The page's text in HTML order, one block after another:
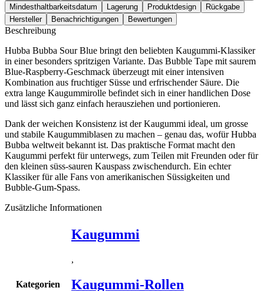
Mindesthaltbarkeitsdatum
Lagerung Produktdesign
Rückgabe
Hersteller
Benachrichtigungen Bewertungen
Beschreibung
Hubba Bubba Sour Blue bringt den beliebten Kaugummi-Klassiker
in einer besonders spritzigen Variante. Das Bubble Tape mit saurem
Blue-Raspberry-Geschmack überzeugt mit einer intensiven
Kombination aus fruchtiger Süsse und erfrischender Säure. Die
extra lange Kaugummirolle befindet sich in einer handlichen Dose
und lässt sich ganz einfach herausziehen und portionieren.
Dank der weichen Konsistenz ist der Kaugummi ideal, um grosse
und stabile Kaugummiblasen zu machen – genau das, wofür Hubba
Bubba weltweit bekannt ist. Das praktische Format macht den
Kaugummi perfekt für unterwegs, zum Teilen mit Freunden oder für
den kleinen süss-sauren Kauspass zwischendurch. Ein echter
Klassiker für alle Fans von amerikanischen Süssigkeiten und
Bubble-Gum-Spass.
Zusätzliche Informationen
Kategorien
Kaugummi
,
Kaugummi-Rollen